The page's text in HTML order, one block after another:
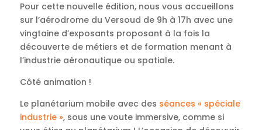
Pour cette nouvelle édition, nous vous accueillons
sur l’aérodrome du Versoud de 9h à 17h avec une
vingtaine d’exposants proposant à la fois la
découverte de métiers et de formation menant à
l’industrie aéronautique ou spatiale.
Côté animation !
Le planétarium mobile avec des séances « spéciale
industrie », sous une voute immersive, comme si